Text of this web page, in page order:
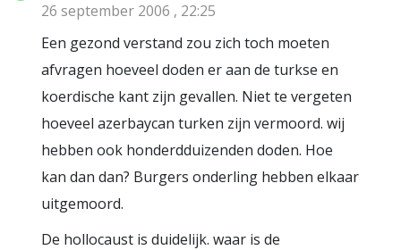
26 september 2006 , 22:25
Een gezond verstand zou zich toch moeten
afvragen hoeveel doden er aan de turkse en
koerdische kant zijn gevallen. Niet te vergeten
hoeveel azerbaycan turken zijn vermoord. wij
hebben ook honderdduizenden doden. Hoe
kan dan dan? Burgers onderling hebben elkaar
uitgemoord.
De hollocaust is duidelijk. waar is de